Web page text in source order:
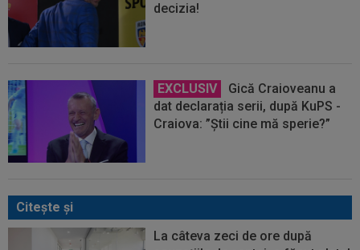
decizia!
EXCLUSIV
Gică Craioveanu a
dat declarația serii, după KuPS -
Craiova: ”Știi cine mă sperie?”
Citeşte şi
La câteva zeci de ore după